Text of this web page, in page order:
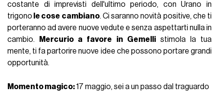
costante di imprevisti dell'ultimo periodo, con Urano in
trigono le cose cambiano. Ci saranno novità positive, che ti
porteranno ad avere nuove vedute e senza aspettarti nulla in
cambio.
Mercurio a favore in Gemellistimola la tua
mente, ti fa partorire nuove idee che possono portare grandi
opportunità.
Momento magico:17 maggio, sei a un passo dal traguardo